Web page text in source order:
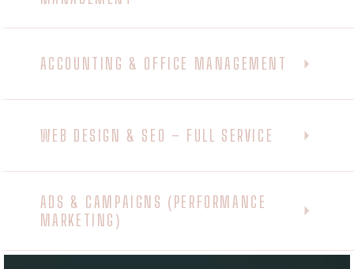
ACCOUNTING & OFFICE MANAGEMENT
WEB DESIGN & SEO – FULL SERVICE
ADS & CAMPAIGNS (PERFORMANCE
MARKETING)